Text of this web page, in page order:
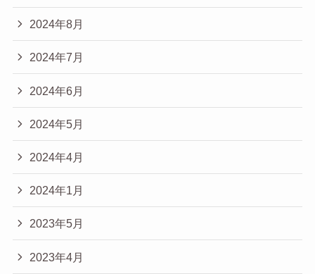
2024年8月
2024年7月
2024年6月
2024年5月
2024年4月
2024年1月
2023年5月
2023年4月